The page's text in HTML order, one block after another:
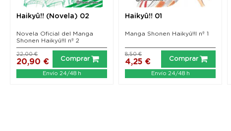
Haikyû!! (Novela) 02
Novela Oficial del Manga
Shonen Haikyû!!l nº 2
20,90 €
22,00 €
Comprar
Envío 24/48 h
Haikyû!! 01
Manga Shonen Haikyû!!l nº 1
4,25 €
8,50 €
Comprar
Envío 24/48 h